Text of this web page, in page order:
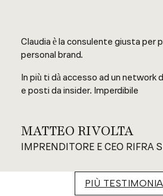
Claudia è la consulente giusta per
personal brand.
In più ti dà accesso ad un network
e posti da insider. Imperdibile
MATTEO RIVOLTA
IMPRENDITORE E CEO RIFRA
PIÙ